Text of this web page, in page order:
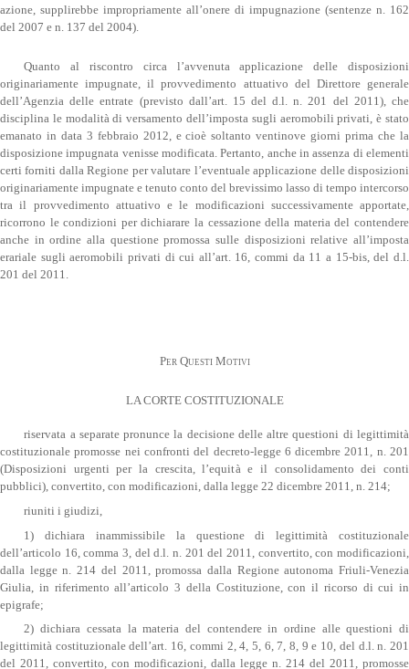
azione, supplirebbe impropriamente all’onere di impugnazione (sentenze n. 162
del 2007 e n. 137 del 2004).
Quanto al riscontro circa l’avvenuta applicazione delle disposizioni
originariamente impugnate, il provvedimento attuativo del Direttore generale
dell’Agenzia delle entrate (previsto dall’art. 15 del d.l. n. 201 del 2011), che
disciplina le modalità di versamento dell’imposta sugli aeromobili privati, è stato
emanato in data 3 febbraio 2012, e cioè soltanto ventinove giorni prima che la
disposizione impugnata venisse modificata. Pertanto, anche in assenza di elementi
certi forniti dalla Regione per valutare l’eventuale applicazione delle disposizioni
originariamente impugnate e tenuto conto del brevissimo lasso di tempo intercorso
tra il provvedimento attuativo e le modificazioni successivamente apportate,
ricorrono le condizioni per dichiarare la cessazione della materia del contendere
anche in ordine alla questione promossa sulle disposizioni relative all’imposta
erariale sugli aeromobili privati di cui all’art. 16, commi da 11 a 15-bis, del d.l.
201 del 2011.
Per Questi Motivi
LA CORTE COSTITUZIONALE
riservata a separate pronunce la decisione delle altre questioni di legittimità
costituzionale promosse nei confronti del decreto-legge 6 dicembre 2011, n. 201
(Disposizioni urgenti per la crescita, l’equità e il consolidamento dei conti
pubblici), convertito, con modificazioni, dalla legge 22 dicembre 2011, n. 214;
riuniti i giudizi,
1) dichiara inammissibile la questione di legittimità costituzionale
dell’articolo 16, comma 3, del d.l. n. 201 del 2011, convertito, con modificazioni,
dalla legge n. 214 del 2011, promossa dalla Regione autonoma Friuli-Venezia
Giulia, in riferimento all’articolo 3 della Costituzione, con il ricorso di cui in
epigrafe;
2) dichiara cessata la materia del contendere in ordine alle questioni di
legittimità costituzionale dell’art. 16, commi 2, 4, 5, 6, 7, 8, 9 e 10, del d.l. n. 201
del 2011, convertito, con modificazioni, dalla legge n. 214 del 2011, promosse